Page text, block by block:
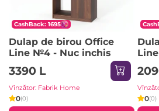
CashBack: 1695
Dulap de birou Office
Line №4 - Nuc inchis
3390 L
Vînzător: Fabrik Home
0(0) 0(0)